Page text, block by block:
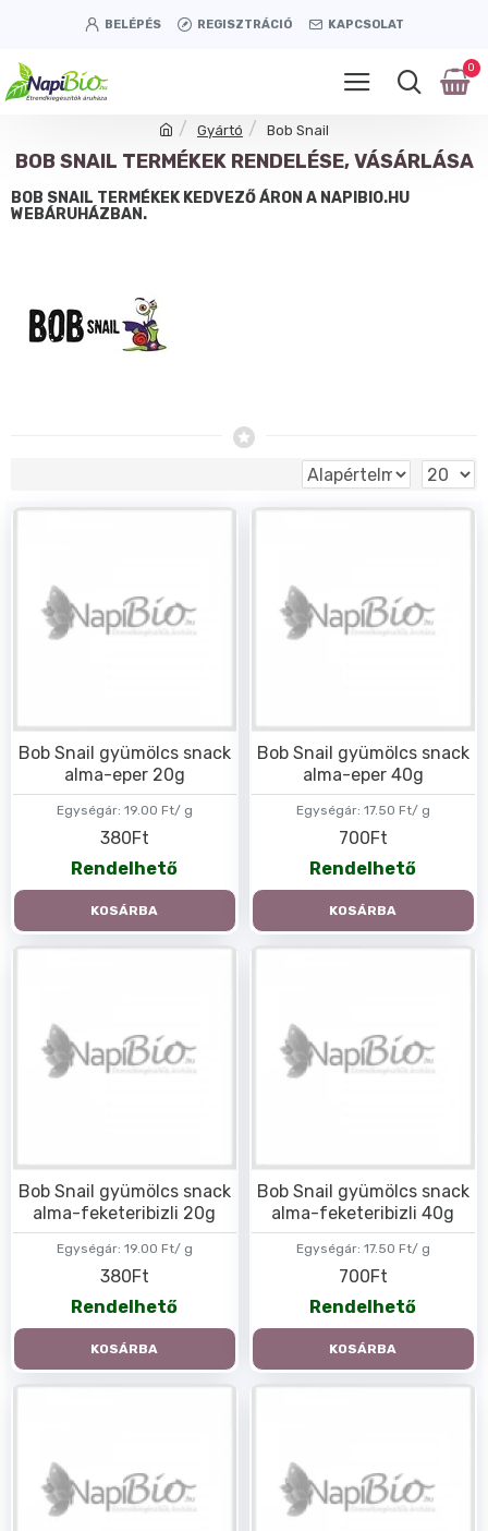
BELÉPÉS REGISZTRÁCIÓ KAPCSOLAT
0
Gyártó Bob Snail
BOB SNAIL TERMÉKEK RENDELÉSE, VÁSÁRLÁSA
BOB SNAIL TERMÉKEK KEDVEZŐ ÁRON A NAPIBIO.HU
WEBÁRUHÁZBAN.
Egységár: 19.00 Ft/ g
Bob Snail gyümölcs snack
alma-eper 20g
380Ft
Rendelhető
KOSÁRBA
Egységár: 17.50 Ft/ g
Bob Snail gyümölcs snack
alma-eper 40g
700Ft
Rendelhető
KOSÁRBA
Egységár: 19.00 Ft/ g
Bob Snail gyümölcs snack
alma-feketeribizli 20g
380Ft
Rendelhető
KOSÁRBA
Egységár: 17.50 Ft/ g
Bob Snail gyümölcs snack
alma-feketeribizli 40g
700Ft
Rendelhető
KOSÁRBA